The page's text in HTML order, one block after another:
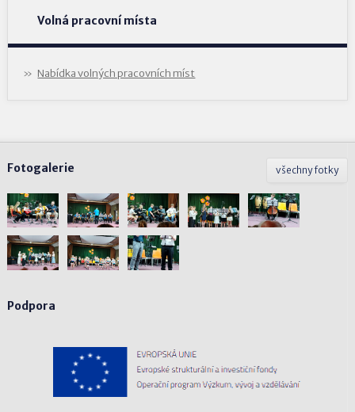
Volná pracovní místa
Nabídka volných pracovních míst
všechny fotky
Fotogalerie
Podpora